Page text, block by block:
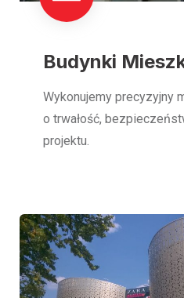
Budynki
Wykonujemy precyzyjny
o trwałość,
projektu.